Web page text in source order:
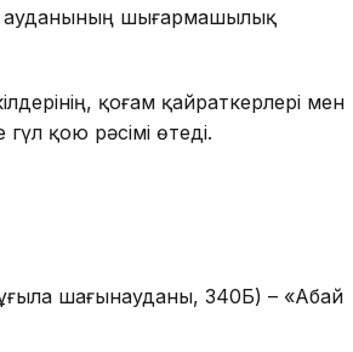
ауданының шығармашылық
қоғам қайраткерлері мен
қою рәсімі өтеді.
шағынауданы, 340Б) – «Абай